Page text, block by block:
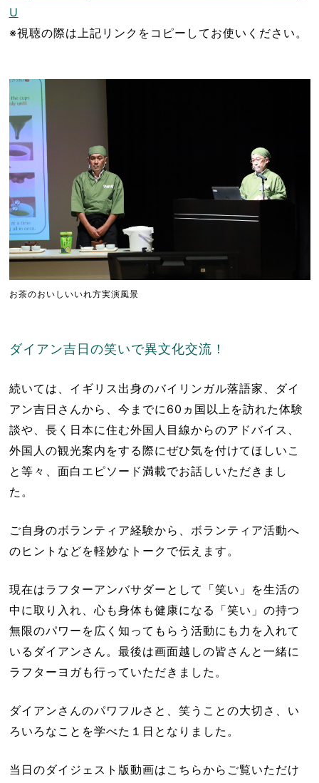
U
※視聴の際は上記リンクをコピーしてお使いください。
お茶のおいしいいれ方実演風景
ダイアン吉日の笑いで異文化交流！
続いては、イギリス出身のバイリンガル落語家、ダイ
アン吉日さんから、今までに60ヵ国以上を訪れた体験
談や、長く日本に住む外国人目線からのアドバイス、
外国人の観光案内をする際にぜひ気を付けてほしいこ
と等々、面白エピソード満載でお話しいただきまし
た。
ご自身のボランティア経験から、ボランティア活動へ
のヒントなどを軽妙なトークで伝えます。
現在はラフターアンバサダーとして「笑い」を生活の
中に取り入れ、心も身体も健康になる「笑い」の持つ
無限のパワーを広く知ってもらう活動にも力を入れて
いるダイアンさん。最後は画面越しの皆さんと一緒に
ラフターヨガも行っていただきました。
ダイアンさんのパワフルさと、笑うことの大切さ、い
ろいろなことを学べた１日となりました。
当日のダイジェスト版動画はこちらからご覧いただけ